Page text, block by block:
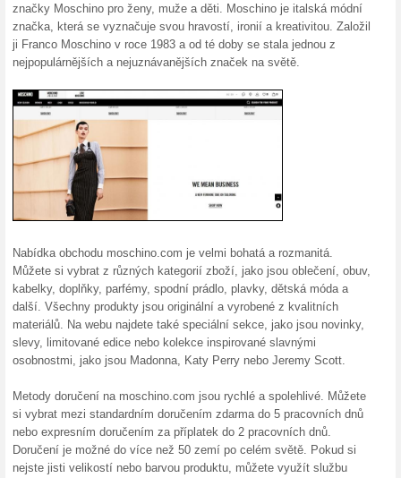
Aktuální slevy a
10 % sleva na první
100% fungovalo Akce
Zaregistrujte se k odběru
emailu vám pošlou slevu.
nejnovějších trendech,
Sleva na dámskou